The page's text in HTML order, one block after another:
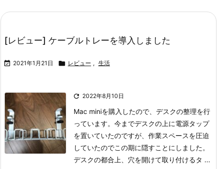
[レビュー] ケーブルトレーを導入しました
 2021年1月21日  レビュー , 生活
 2022年8月10日
Mac miniを購入したので、デスクの整理を行
っています。 今までデスクの上に電源タップ
を置いていたのですが、作業スペースを圧迫
していたのでこの期に隠すことにしました。
デスクの都合上、穴を開けて取り付けるタ ...